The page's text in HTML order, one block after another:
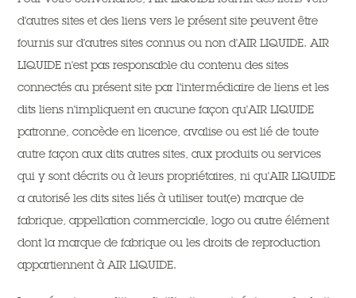
d'autres sites et des liens vers le présent site peuvent être
fournis sur d'autres sites connus ou non d'AIR LIQUIDE. AIR
LIQUIDE n'est pas responsable du contenu des sites
connectés au présent site par l'intermédiaire de liens et les
dits liens n'impliquent en aucune façon qu'AIR LIQUIDE
patronne, concède en licence, avalise ou est lié de toute
autre façon aux dits autres sites, aux produits ou services
qui y sont décrits ou à leurs propriétaires, ni qu'AIR LIQUIDE
a autorisé les dits sites liés à utiliser tout(e) marque de
fabrique, appellation commerciale, logo ou autre élément
dont la marque de fabrique ou les droits de reproduction
appartiennent à AIR LIQUIDE.